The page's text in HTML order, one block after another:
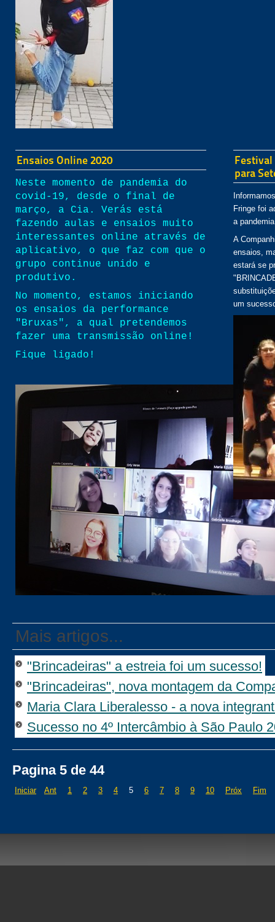
Ensaios Online 2020
Neste momento de pandemia do
covid-19, desde o final de
março, a Cia. Verás está
fazendo aulas e ensaios muito
interessantes online através de
aplicativo, o que faz com que o
grupo continue unido e
produtivo.
No momento, estamos iniciando
os ensaios da performance
"Bruxas", a qual pretendemos
fazer uma transmissão online!
Fique ligado!
Festival
para
Fringe foi
a
A
ensaios,
estará se
um
Mais artigos...
"Brincadeiras" a estreia foi um sucesso!
"Brincadeiras", nova montagem da
Maria Clara Liberalesso - a nova
Sucesso no 4º Intercâmbio à São Paulo
Pagina 5 de 44
Iniciar Ant 1 2 3 4 5 6 7 8 9 10 Próx Fim